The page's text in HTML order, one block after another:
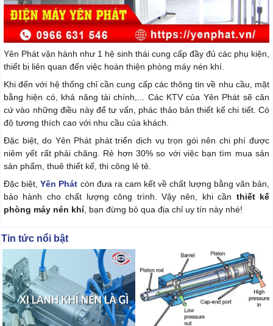
Yên Phát vận hành như 1 hệ sinh thái cung cấp đầy đủ các phụ kiện,
thiết bị liên quan đến việc hoàn thiện phòng máy nén khí.
Khi đến với hệ thống chỉ cần cung cấp các thông tin về nhu cầu, mặt
bằng hiện có, khả năng tài chính,... Các KTV của Yên Phát sẽ căn
cứ vào những điều này để tư vấn, phác thảo bản thiết kế chi tiết. Có
độ tương thích cao với nhu cầu của khách.
Đặc biệt, do Yên Phát phát triển dịch vụ trọn gói nên chi phí được
niêm yết rất phải chăng. Rẻ hơn 30% so với việc bạn tìm mua sản
sản phẩm, thuê thiết kế, thi công lẻ tẻ.
Đặc biệt,Yên Phát còn đưa ra cam kết về chất lượng bằng văn bản,
bảo hành cho chất lượng công trình. Vậy nên, khi cần thiết kế
phòng máy nén khí, bạn đừng bỏ qua địa chỉ uy tín này nhé!
Tin tức nổi bật